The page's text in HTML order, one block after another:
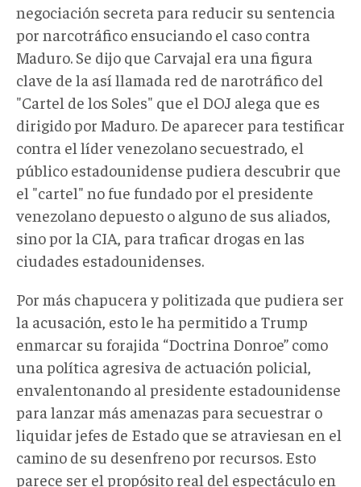
negociación secreta para reducir su sentencia
por narcotráfico ensuciando el caso contra
Maduro. Se dijo que Carvajal era una figura
clave de la así llamada red de narotráfico del
"Cartel de los Soles" que el DOJ alega que es
dirigido por Maduro. De aparecer para testificar
contra el líder venezolano secuestrado, el
público estadounidense pudiera descubrir que
el "cartel" no fue fundado por el presidente
venezolano depuesto o alguno de sus aliados,
sino por la CIA, para traficar drogas en las
ciudades estadounidenses.
Por más chapucera y politizada que pudiera ser
la acusación, esto le ha permitido a Trump
enmarcar su forajida “Doctrina Donroe” como
una política agresiva de actuación policial,
envalentonando al presidente estadounidense
para lanzar más amenazas para secuestrar o
liquidar jefes de Estado que se atraviesan en el
camino de su desenfreno por recursos. Esto
parece ser el propósito real del espectáculo en